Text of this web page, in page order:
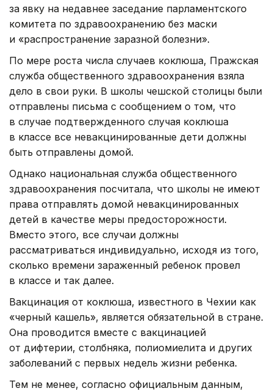
за явку на недавнее заседание парламентского
комитета по здравоохранению без маски
и «распространение заразной болезни».
По мере роста числа случаев коклюша, Пражская
служба общественного здравоохранения взяла
дело в свои руки. В школы чешской столицы были
отправлены письма с сообщением о том, что
в случае подтвержденного случая коклюша
в классе все невакцинированные дети должны
быть отправлены домой.
Однако национальная служба общественного
здравоохранения посчитала, что школы не имеют
права отправлять домой невакцинированных
детей в качестве меры предосторожности.
Вместо этого, все случаи должны
рассматриваться индивидуально, исходя из того,
сколько времени зараженный ребенок провел
в классе и так далее.
Вакцинация от коклюша, известного в Чехии как
«черный кашель», является обязательной в стране.
Она проводится вместе с вакцинацией
от дифтерии, столбняка, полиомиелита и других
заболеваний с первых недель жизни ребенка.
Тем не менее, согласно официальным данным,